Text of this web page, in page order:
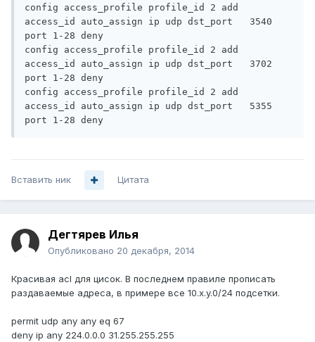
config access_profile profile_id 2 add
access_id auto_assign ip udp dst_port   3540
port 1-28 deny
config access_profile profile_id 2 add
access_id auto_assign ip udp dst_port   3702
port 1-28 deny
config access_profile profile_id 2 add
access_id auto_assign ip udp dst_port   5355
Вставить ник Цитата
Дегтярев Илья
Опубликовано 20 декабря, 2014
Красивая acl для цисок. В последнем правиле прописать
раздаваемые адреса, в примере все 10.x.y.0/24 подсетки.
permit udp any any eq 67
deny ip any 224.0.0.0 31.255.255.255